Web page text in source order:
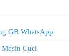
GB WhatsApp
Mesin Cuci